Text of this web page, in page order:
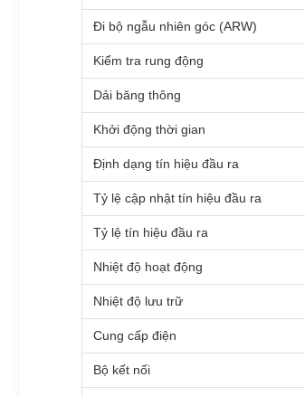
Đi bộ ngẫu nhiên góc (ARW)
Kiểm tra rung động
Dải băng thông
Khởi động thời gian
Định dạng tín hiệu đầu ra
Tỷ lệ cập nhật tín hiệu đầu ra
Tỷ lệ tín hiệu đầu ra
Nhiệt độ hoạt động
Nhiệt độ lưu trữ
Cung cấp điện
Bộ kết nối